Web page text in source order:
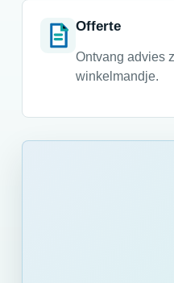
Offerte
Ontvang advies
winkelmandje.